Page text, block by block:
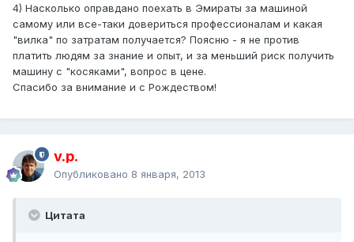
4) Насколько оправдано поехать в Эмираты за машиной
самому или все-таки довериться профессионалам и какая
"вилка" по затратам получается? Поясню - я не против
платить людям за знание и опыт, и за меньший риск получить
машину с "косяками", вопрос в цене.
Спасибо за внимание и с Рождеством!
v.p.
Опубликовано 8 января, 2013
Цитата